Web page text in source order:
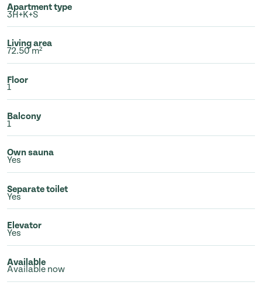
Apartment type
3H+K+S
Living area
72.50 m²
Floor
1
Balcony
1
Own sauna
Yes
Separate toilet
Yes
Elevator
Yes
Available
Available now